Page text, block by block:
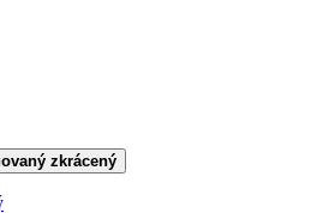
zkrácený